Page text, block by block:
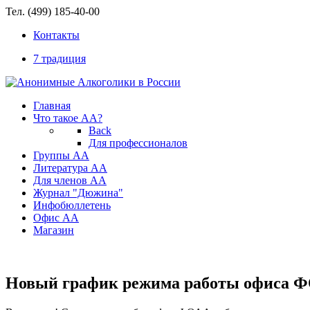
Тел. (499) 185-40-00
Контакты
7 традиция
Главная
Что такое АА?
Back
Для профессионалов
Группы АА
Литература АА
Для членов АА
Журнал "Дюжина"
Инфобюллетень
Офис АА
Магазин
Новый график режима работы офиса